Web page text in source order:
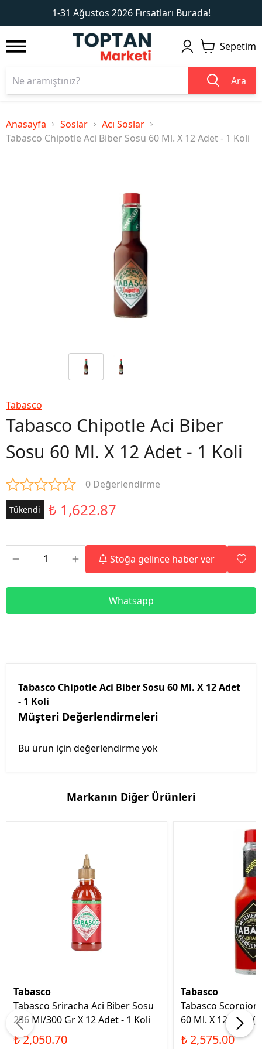
1-31 Ağustos 2026 Fırsatları Burada!
1 2
Sepetim
Ara
Anasayfa Soslar
Acı Soslar
Tabasco Chipotle Aci Biber Sosu 60 Ml. X 12 Adet - 1 Koli
Tabasco
Tabasco Chipotle Aci Biber
Sosu 60 Ml. X 12 Adet - 1 Koli
0 Değerlendirme
Tükendi ₺ 1,622.87
Stoğa gelince haber ver
Whatsapp
Tabasco Chipotle Aci Biber Sosu 60 Ml. X 12 Adet
- 1 Koli
Müşteri Değerlendirmeleri
Bu ürün için değerlendirme yok
Markanın Diğer Ürünleri
Tabasco
Tabasco Sriracha Aci Biber Sosu
256 Ml/300 Gr X 12 Adet - 1 Koli
₺ 2,050.70
Tabasco
Tabasco Scorpion
60 Ml. X 12 Adet
₺ 2,575.00